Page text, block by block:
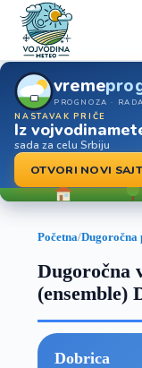
vreme
PROGNOZA ·
NASTAVAK PRIČE
Iz
sada za celu Srbiju
OTVORI NOVI
Početna/Dugoročna
Dugoročna
(ensemble)
Dobrica